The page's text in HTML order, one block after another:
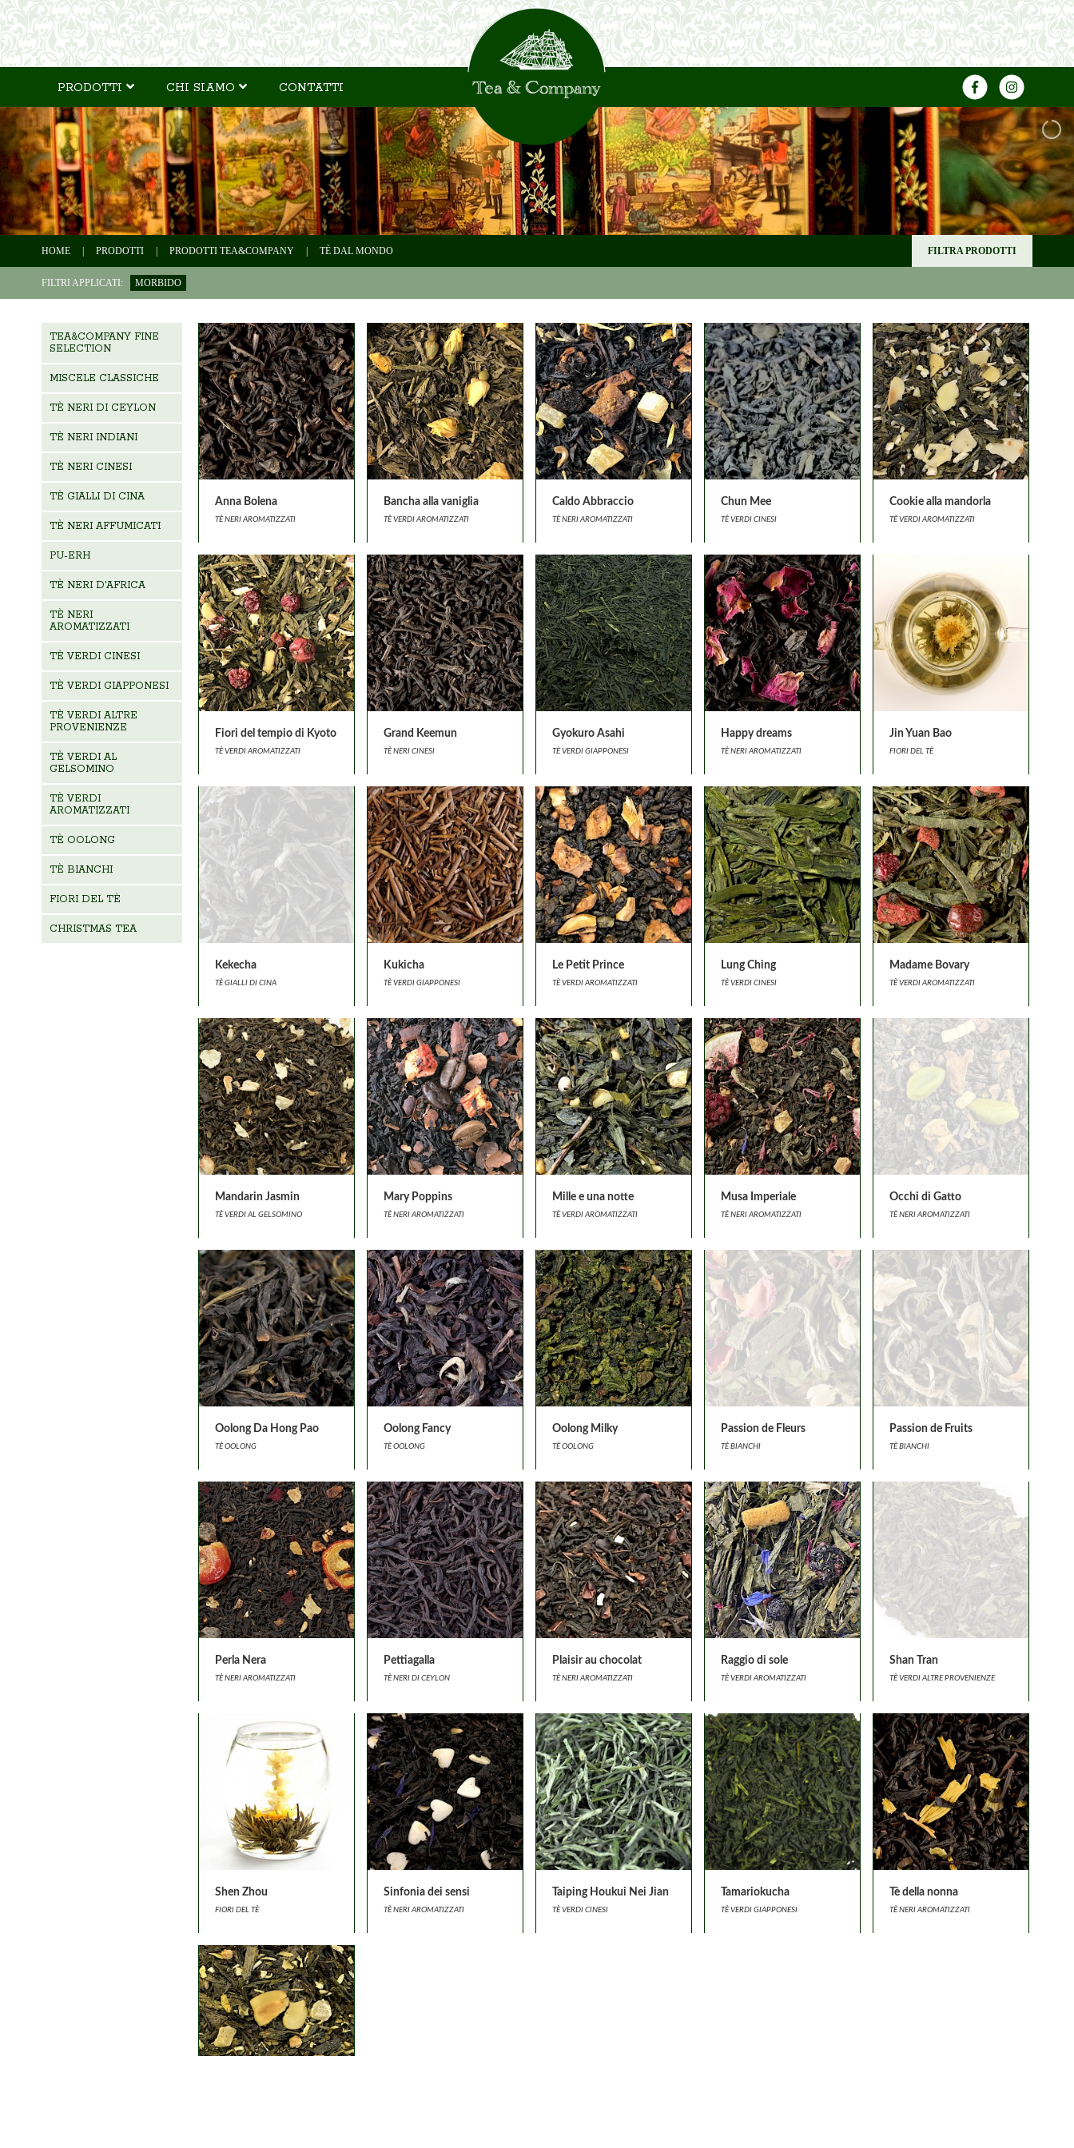
PRODOTTI CHI SIAMO CONTATTI
HOME PRODOTTI PRODOTTI TEA&COMPANY TÈ DAL MONDO FILTRA PRODOTTI
FILTRI APPLICATI: MORBIDO
TEA&COMPANY FINE
SELECTION
MISCELE CLASSICHE
TÈ NERI DI CEYLON
TÈ NERI INDIANI
TÈ NERI CINESI
TÈ GIALLI DI CINA
TÈ NERI AFFUMICATI
PU-ERH
TÈ NERI D'AFRICA
TÈ NERI
AROMATIZZATI
TÈ VERDI CINESI
TÈ VERDI GIAPPONESI
TÈ VERDI ALTRE
PROVENIENZE
TÈ VERDI AL
GELSOMINO
TÈ VERDI
AROMATIZZATI
TÈ OOLONG
TÈ BIANCHI
FIORI DEL TÈ
CHRISTMAS TEA
Anna Bolena
TÈ NERI AROMATIZZATI
Bancha alla vaniglia
TÈ VERDI AROMATIZZATI
Caldo Abbraccio
TÈ NERI AROMATIZZATI
Chun Mee
TÈ VERDI CINESI
Cookie alla mandorla
TÈ VERDI AROMATIZZATI
Fiori del tempio di Kyoto
TÈ VERDI AROMATIZZATI
Grand Keemun
TÈ NERI CINESI
Gyokuro Asahi
TÈ VERDI GIAPPONESI
Happy dreams
TÈ NERI AROMATIZZATI
Jin Yuan Bao
FIORI DEL TÈ
Kekecha
TÈ GIALLI DI CINA
Kukicha
TÈ VERDI GIAPPONESI
Le Petit Prince
TÈ VERDI AROMATIZZATI
Lung Ching
TÈ VERDI CINESI
Madame Bovary
TÈ VERDI AROMATIZZATI
Mandarin Jasmin
TÈ VERDI AL GELSOMINO
Mary Poppins
TÈ NERI AROMATIZZATI
Mille e una notte
TÈ VERDI AROMATIZZATI
Musa Imperiale
TÈ NERI AROMATIZZATI
Occhi di Gatto
TÈ NERI AROMATIZZATI
Oolong Da Hong Pao
TÈ OOLONG
Oolong Fancy
TÈ OOLONG
Oolong Milky
TÈ OOLONG
Passion de Fleurs
TÈ BIANCHI
Passion de Fruits
TÈ BIANCHI
Perla Nera
TÈ NERI AROMATIZZATI
Pettiagalla
TÈ NERI DI CEYLON
Plaisir au chocolat
TÈ NERI AROMATIZZATI
Raggio di sole
TÈ VERDI AROMATIZZATI
Shan Tran
TÈ VERDI ALTRE PROVENIENZE
Shen Zhou
FIORI DEL TÈ
Sinfonia dei sensi
TÈ NERI AROMATIZZATI
Taiping Houkui Nei Jian
TÈ VERDI CINESI
Tamariokucha
TÈ VERDI GIAPPONESI
Tè della nonna
TÈ NERI AROMATIZZATI
Condizioni di vendita-login
© Tea&Company - P.I. 10144860011 - All rights reserved - Realizzato da ARKENU' Snc